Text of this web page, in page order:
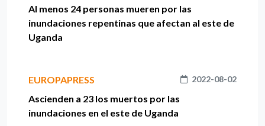
Al menos 24 personas mueren por las
inundaciones repentinas que afectan al este de
Uganda
EUROPAPRESS 2022-08-02
Ascienden a 23 los muertos por las
inundaciones en el este de Uganda